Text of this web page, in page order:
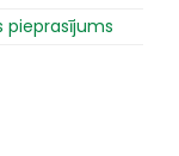
pieprasījums